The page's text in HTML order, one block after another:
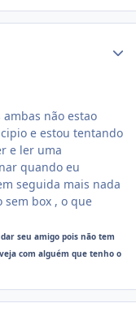
não estao
e estou tentando
e ler uma
quando eu
seguida mais nada
sem box , o que
seu amigo pois não tem
com alguém que tenho o